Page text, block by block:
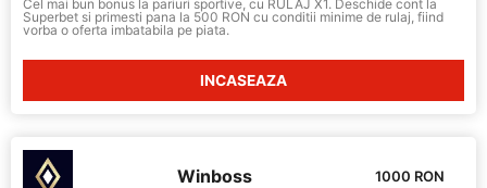
Cel mai bun bonus la pariuri sportive, cu RULAJ X1. Deschide cont la
Superbet si primesti pana la 500 RON cu conditii minime de rulaj, fiind
vorba o oferta imbatabila pe piata.
INCASEAZA
Winboss 1000 RON